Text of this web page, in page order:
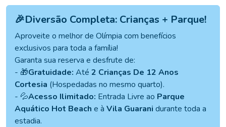
🎉Diversão Completa: Crianças + Parque!
Aproveite o melhor de Olímpia com benefícios
exclusivos para toda a família!
Garanta sua reserva e desfrute de:
- 🎁Gratuidade: Até 2 Crianças De 12 Anos
Cortesia (Hospedadas no mesmo quarto).
- 💦Acesso Ilimitado: Entrada Livre ao Parque
Aquático Hot Beach e à Vila Guarani durante toda a
estadia.